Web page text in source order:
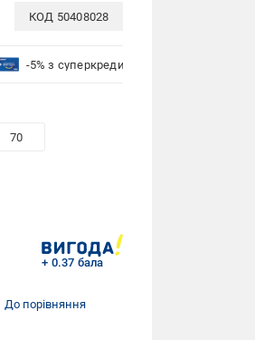
КОД 50408028
-5% з суперкредиткою VISA Вигода
70
+ 0.37 бала
До порівняння